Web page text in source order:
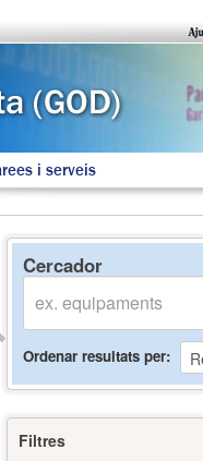
i serveis
Cercador
Ordenar resultats per
Filtres